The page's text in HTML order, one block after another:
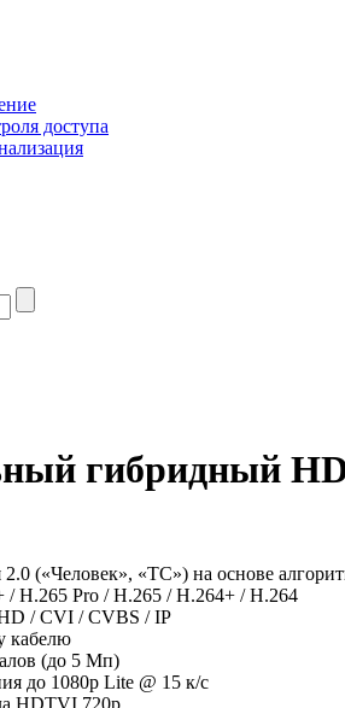
доступа
гибридный
(«Человек», «ТС») на основе
/ H.265 Pro / H.265 / H.264+ / H.264
/ CVI / CVBS / IP
кабелю
(до 5 Мп)
до 1080p Lite @ 15 к/с
HDTVI 720p